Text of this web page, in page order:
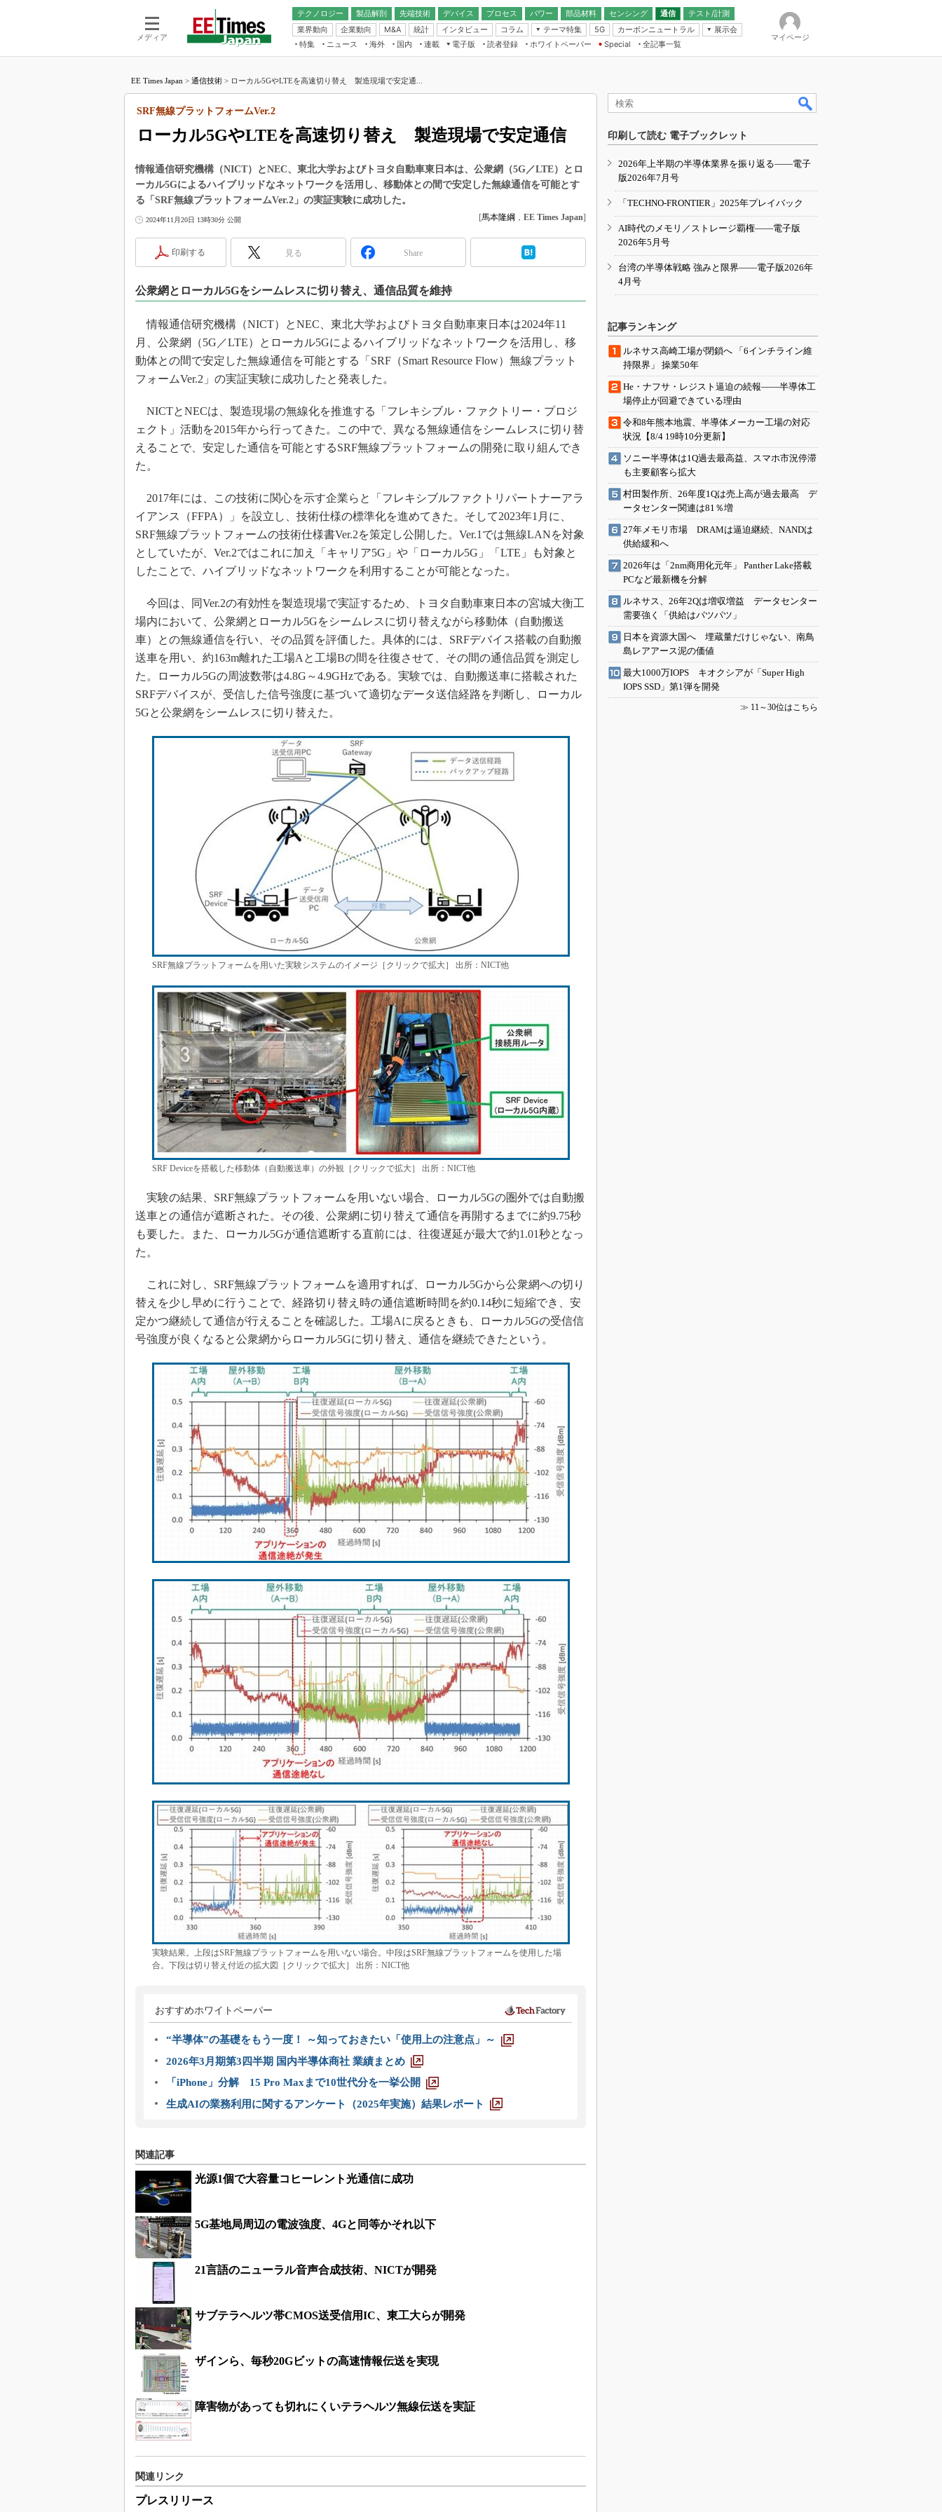
メディア
テクノロジー 製品解剖
先端技術
電池／エネルギー
デバイス
アナログ
マイコン
プロセス パワー 部品材料 センシング
通信
無線
テスト/計測
業界動向
企業動向 M&A 統計 インタビュー コラム
テーマ特集
フィジカルAI
読者調査（EE Times Research）
IoT
電源設計（EDN Japan）
エレクトロニクス入門（EDN
5G カーボンニュートラル
展示会
IoT・エッジコンピューティング
EXPO
TECHNO-FRONTIER
人とくるま展
特集 ニュース 海外 国内
連載
福田昭のデバイス通信
大山聡の業界スコープ
リタイア直前エンジニアの社会人大
学漂流記
この10年で起こったこと、次の10年
製品分解で探るアジアの新トレンド
光伝送技術を知る
“異端児エンジニア”が仕掛けた社内
改革、執念の180日
イノベーションは日本を救うのか
IHSアナリスト「未来展望」
「英語に愛されないエンジニア」の
ための新行動論
電子版
電子ブックレット
読者登録 ホワイトペーパー
Special
全記事一覧
マイページ
EE Times Japan > 通信技術 > ローカル5GやLTEを高速切り替え 製造現場で安定通...
ローカル5GやLTEを高速切り替え 製造現場で安定通信
SRF無線プラットフォームVer.2
情報通信研究機構（NICT）とNEC、東北大学およびトヨタ自動車東日本は、公衆網（5G／LTE）とロ
ーカル5Gによるハイブリッドなネットワークを活用し、移動体との間で安定した無線通信を可能とす
る「SRF無線プラットフォームVer.2」の実証実験に成功した。
2024年11月20日 13時30分 公開 [馬本隆綱 ， EE Times Japan]
印刷する 見る Share
公衆網とローカル5Gをシームレスに切り替え、通信品質を維持
情報通信研究機構（NICT）とNEC、東北大学およびトヨタ自動車東日本は2024年11
月、公衆網（5G／LTE）とローカル5Gによるハイブリッドなネットワークを活用し、移
動体との間で安定した無線通信を可能とする「SRF（Smart Resource Flow）無線プラット
フォームVer.2」の実証実験に成功したと発表した。
NICTとNECは、製造現場の無線化を推進する「フレキシブル・ファクトリー・プロジ
ェクト」活動を2015年から行ってきた。この中で、異なる無線通信をシームレスに切り替
えることで、安定した通信を可能とするSRF無線プラットフォームの開発に取り組んでき
た。
2017年には、この技術に関心を示す企業らと「フレキシブルファクトリパートナーアラ
イアンス（FFPA）」を設立し、技術仕様の標準化を進めてきた。そして2023年1月に、
SRF無線プラットフォームの技術仕様書Ver.2を策定し公開した。Ver.1では無線LANを対象
としていたが、Ver.2ではこれに加え「キャリア5G」や「ローカル5G」「LTE」も対象と
したことで、ハイブリッドなネットワークを利用することが可能となった。
今回は、同Ver.2の有効性を製造現場で実証するため、トヨタ自動車東日本の宮城大衡工
場内において、公衆網とローカル5Gをシームレスに切り替えながら移動体（自動搬送
車）との無線通信を行い、その品質を評価した。具体的には、SRFデバイス搭載の自動搬
送車を用い、約163m離れた工場Aと工場Bの間を往復させて、その間の通信品質を測定し
た。ローカル5Gの周波数帯は4.8G～4.9GHzである。実験では、自動搬送車に搭載された
SRFデバイスが、受信した信号強度に基づいて適切なデータ送信経路を判断し、ローカル
5Gと公衆網をシームレスに切り替えた。
SRF無線プラットフォームを用いた実験システムのイメージ［クリックで拡大］ 出所：NICT他
SRF Deviceを搭載した移動体（自動搬送車）の外観［クリックで拡大］ 出所：NICT他
実験の結果、SRF無線プラットフォームを用いない場合、ローカル5Gの圏外では自動搬
送車との通信が遮断された。その後、公衆網に切り替えて通信を再開するまでに約9.75秒
も要した。また、ローカル5Gが通信遮断する直前には、往復遅延が最大で約1.01秒となっ
た。
これに対し、SRF無線プラットフォームを適用すれば、ローカル5Gから公衆網への切り
替えを少し早めに行うことで、経路切り替え時の通信遮断時間を約0.14秒に短縮でき、安
定かつ継続して通信が行えることを確認した。工場Aに戻るときも、ローカル5Gの受信信
号強度が良くなると公衆網からローカル5Gに切り替え、通信を継続できたという。
実験結果。上段はSRF無線プラットフォームを用いない場合。中段はSRF無線プラットフォームを使用した場
合。下段は切り替え付近の拡大図［クリックで拡大］ 出所：NICT他
おすすめホワイトペーパー
“半導体”の基礎をもう一度！ ～知っておきたい「使用上の注意点」～
2026年3月期第3四半期 国内半導体商社 業績まとめ
「iPhone」分解 15 Pro Maxまで10世代分を一挙公開
生成AIの業務利用に関するアンケート（2025年実施）結果レポート
関連記事
光源1個で大容量コヒーレント光通信に成功
5G基地局周辺の電波強度、4Gと同等かそれ以下
21言語のニューラル音声合成技術、NICTが開発
サブテラヘルツ帯CMOS送受信用IC、東工大らが開発
ザインら、毎秒20Gビットの高速情報伝送を実現
障害物があっても切れにくいテラヘルツ無線伝送を実証
関連リンク
プレスリリース
印刷して読む 電子ブックレット
2026年上半期の半導体業界を振り返る――電子
版2026年7月号
「TECHNO-FRONTIER」2025年プレイバック
AI時代のメモリ／ストレージ覇権――電子版
2026年5月号
台湾の半導体戦略 強みと限界――電子版2026年
4月号
記事ランキング
ルネサス高崎工場が閉鎖へ 「6インチライン維
持限界」 操業50年
He・ナフサ・レジスト逼迫の続報――半導体工
場停止が回避できている理由
令和8年熊本地震、半導体メーカー工場の対応
状況【8/4 19時10分更新】
ソニー半導体は1Q過去最高益、スマホ市況停滞
も主要顧客ら拡大
村田製作所、26年度1Qは売上高が過去最高 デ
ータセンター関連は81％増
27年メモリ市場 DRAMは逼迫継続、NANDは
供給緩和へ
2026年は「2nm商用化元年」 Panther Lake搭載
PCなど最新機を分解
ルネサス、26年2Qは増収増益 データセンター
需要強く「供給はパツパツ」
日本を資源大国へ 埋蔵量だけじゃない、南鳥
島レアアース泥の価値
最大1000万IOPS キオクシアが「Super High
IOPS SSD」第1弾を開発
≫ 11～30位はこちら